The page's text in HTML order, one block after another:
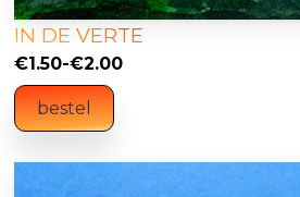
IN DE VERTE
€1.50-€2.00
Prijsklasse:
€1.50
tot
€2.00
bestel